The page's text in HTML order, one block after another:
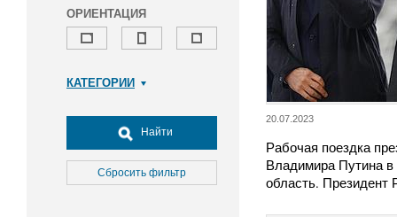
ОРИЕНТАЦИЯ
КАТЕГОРИИ
Досуг, туризм и отдых
Культура
Медицина
Найти
Сбросить фильтр
20.07.2023
Рабочая поездка
Владимира Путина
область.